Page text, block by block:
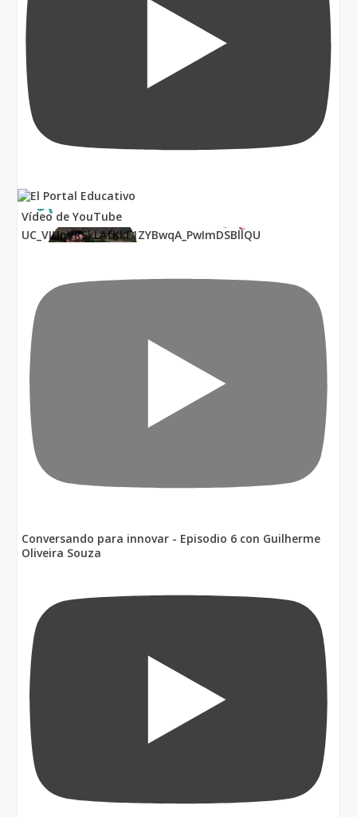
Vídeo de YouTube
UC_VIUnVRSkLAfKkF1ZYBwqA_PwImDSBllQU
Conversando para innovar - Episodio 6 con Guilherme
Oliveira Souza